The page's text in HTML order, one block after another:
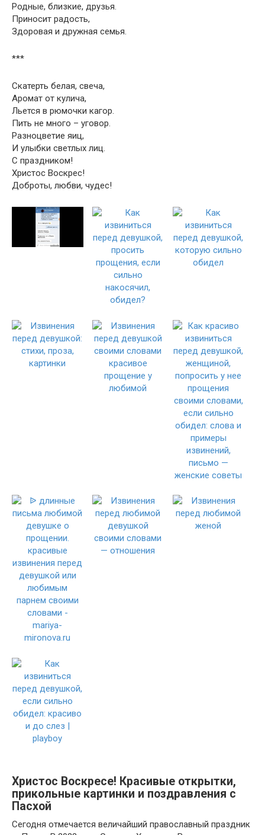
Родные, близкие, друзья.
Приносит радость,
Здоровая и дружная семья.
***
Скатерть белая, свеча,
Аромат от кулича,
Льется в рюмочки кагор.
Пить не много – уговор.
Разноцветие яиц,
И улыбки светлых лиц.
С праздником!
Христос Воскрес!
Доброты, любви, чудес!
Христос Воскресе! Красивые открытки,
прикольные картинки и поздравления с
Пасхой
Сегодня отмечается величайший православный праздник